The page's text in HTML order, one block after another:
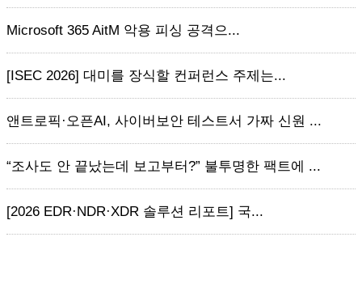
Microsoft 365 AitM 악용 피싱 공격으...
[ISEC 2026] 대미를 장식할 컨퍼런스 주제는...
앤트로픽·오픈AI, 사이버보안 테스트서 가짜 신원 ...
“조사도 안 끝났는데 보고부터?” 불투명한 팩트에 ...
[2026 EDR·NDR·XDR 솔루션 리포트] 국...